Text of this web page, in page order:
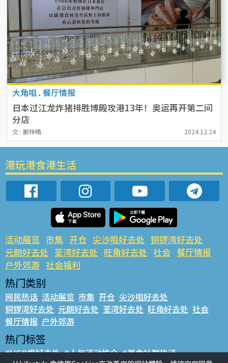
大角咀 . 餐厅情报
日本过江龙炸猪排胜博殿攻港13年！奥运再开第二间
分店
文 : 鄺梓晴 2024.12.24
港玩港食港生活
活动展览 市集 开仓 尖沙咀好去处 铜锣湾好去处
元朗好去处 荃湾好去处 旺角好去处 社会 餐厅情报
户外郊游 社会福利
热门类别
网民热话 活动展览 市集 开仓 尖沙咀好去处
铜锣湾好去处 元朗好去处 荃湾好去处 旺角好去处 社会
餐厅情报 户外郊游
热门标签
#UGO揾好去处 #人气活动推介 #美食社群热话